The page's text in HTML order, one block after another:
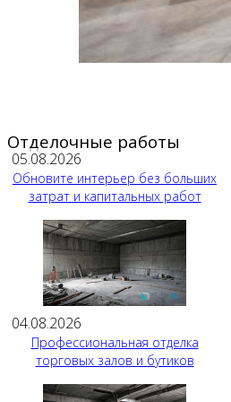
Отделочные работы
05.08.2026
Обновите интерьер без больших
затрат и капитальных работ
04.08.2026
Профессиональная отделка
торговых залов и бутиков